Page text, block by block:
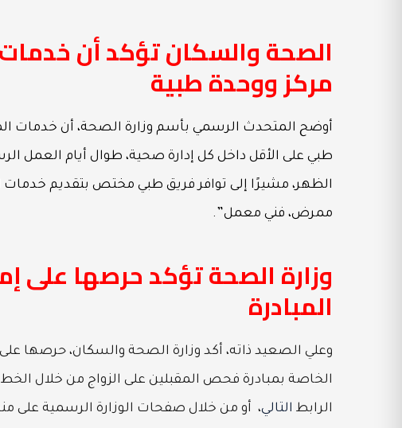
مركز ووحدة طبية
طبي على الأقل داخل كل إدارة صحية، طوال أيام العمل
الظهر، مشيرًا إلى توافر فريق طبي مختص بتقديم خدمات
ممرض، فني معمل”.
وزارة الصحة تؤكد حرصها على
المبادرة
وعلي الصعيد ذاته، أكد وزارة الصحة والسكان، حرصها
الرابط التالي، أو من خلال صفحات الوزارة الرسمية على